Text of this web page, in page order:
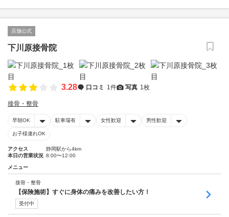
店舗公式
下川原接骨院
3.28 口コミ 1件 写真 1枚
接骨・整骨
早朝OK 駐車場有 女性歓迎 男性歓迎
お子様連れOK
アクセス
静岡駅から4km
本日の営業状況 8:00〜12:00
メニュー
接骨・整骨
【保険施術】すぐに身体の痛みを改善したい方！
受付中